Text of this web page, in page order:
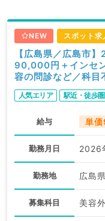
NEW スポット求
【広島県／広島市
90,000円＋インセ
容の問診など／科目
人気エリア 駅近・徒歩
給与 単
勤務月日 2026
勤務地 広島
募集科目 美容